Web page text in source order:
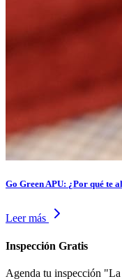
Go Green APU: ¿Por qué te
Leer más
Inspección Gratis
Agenda tu inspección